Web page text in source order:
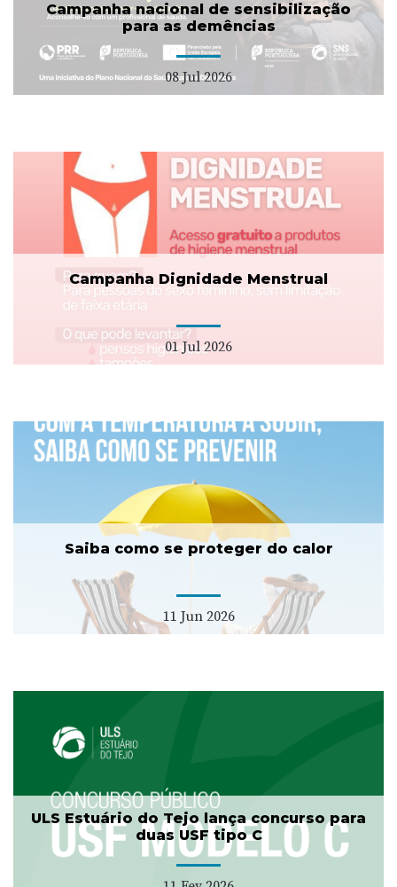
Campanha nacional de sensibilização
para as demências
08 Jul 2026
Campanha Dignidade Menstrual
01 Jul 2026
Saiba como se proteger do calor
11 Jun 2026
ULS Estuário do Tejo lança concurso para
duas USF tipo C